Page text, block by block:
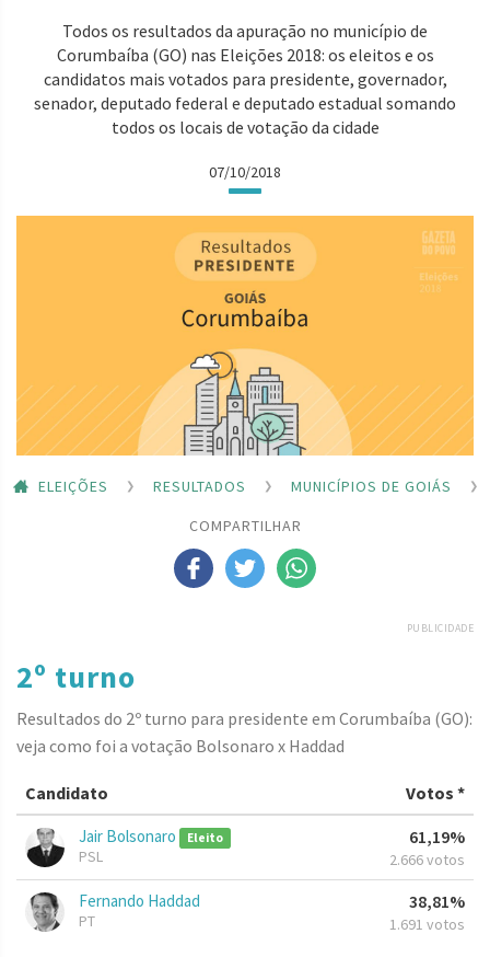
Todos os resultados da apuração no município de
Corumbaíba (GO) nas Eleições 2018: os eleitos e os
candidatos mais votados para presidente, governador,
senador, deputado federal e deputado estadual somando
todos os locais de votação da cidade
07/10/2018
ELEIÇÕES RESULTADOS
MUNICÍPIOS DE GOIÁS
COMPARTILHAR
PUBLICIDADE
2º turno
Resultados do 2º turno para presidente em Corumbaíba (GO):
veja como foi a votação Bolsonaro x Haddad
Candidato Votos *
Jair Bolsonaro Eleito
PSL
61,19%
2.666 votos
Fernando Haddad
PT
38,81%
1.691 votos